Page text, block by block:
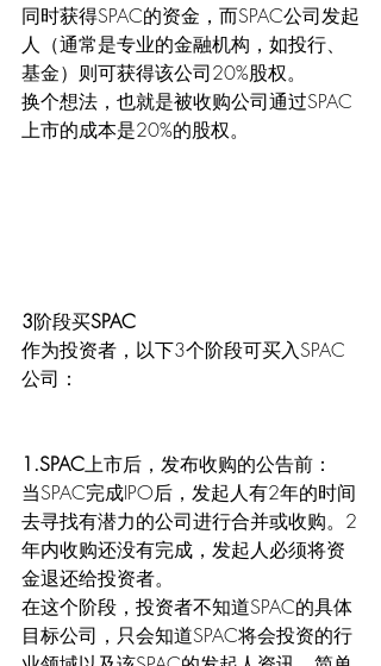
同时获得SPAC的资金，而SPAC公司发起
人（通常是专业的金融机构，如投行、
基金）则可获得该公司20%股权。
换个想法，也就是被收购公司通过SPAC
上市的成本是20%的股权。
3阶段买SPAC
作为投资者，以下3个阶段可买入SPAC
公司：
1.SPAC上市后，发布收购的公告前：
当SPAC完成IPO后，发起人有2年的时间
去寻找有潜力的公司进行合并或收购。2
年内收购还没有完成，发起人必须将资
金退还给投资者。
在这个阶段，投资者不知道SPAC的具体
目标公司，只会知道SPAC将会投资的行